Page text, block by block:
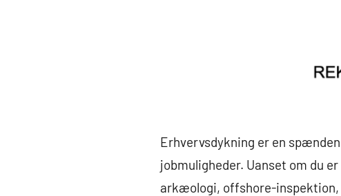
Erhvervsdykning er en
jobmuligheder. Uanset om du
arkæologi, offshore-inspektion,